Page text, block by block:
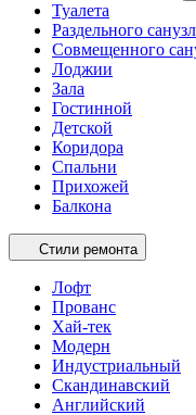
Туалета
Раздельного
Совмещенного
Лоджии
Зала
Гостинной
Детской
Коридора
Спальни
Прихожей
Балкона
Стили ремонта
Лофт
Прованс
Хай-тек
Модерн
Индустриальный
Скандинавский
Английский